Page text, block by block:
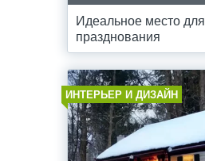
Идеальное место для
празднования
ИНТЕРЬЕР И ДИЗАЙН